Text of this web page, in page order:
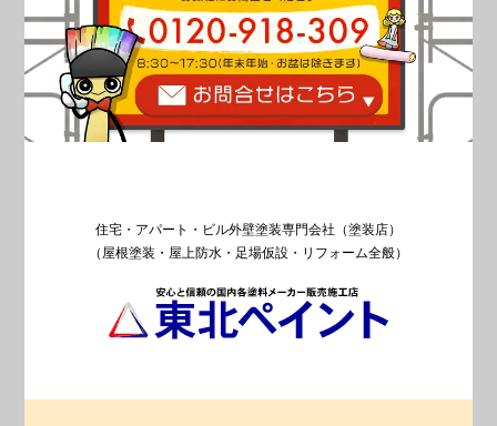
住宅・アパート・ビル外壁塗装専門会社（塗装店）
（屋根塗装・屋上防水・足場仮設・リフォーム全般）